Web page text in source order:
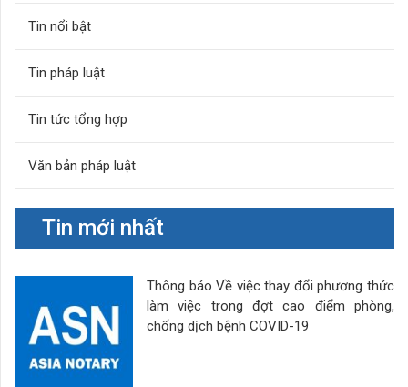
Tin nổi bật
Tin pháp luật
Tin tức tổng hợp
Văn bản pháp luật
Tin mới nhất
Thông báo Về việc thay đổi phương thức
làm việc trong đợt cao điểm phòng,
chống dịch bệnh COVID-19